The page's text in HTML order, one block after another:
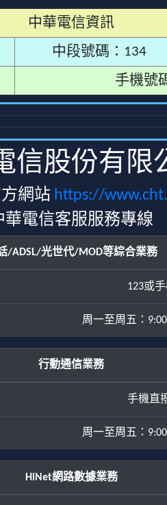
中華電信資訊
中段號碼：134
手機號
信股份有限
網站 https://
華電信客服服務專線
/ADSL/光世代/MOD等綜合業務
123或
周一至周五：
行動通信業務
手機直
周一至周五：
HiNet網路數據業務